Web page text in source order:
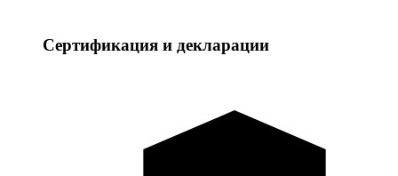
Сертификация и декларации